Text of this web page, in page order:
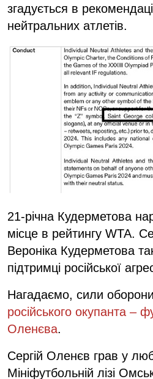
згадується в
нейтральних атлетів.
21-річна Кудерметова
місце в рейтингу WTA.
Вероніка Кудерметова
підтримці російської
Нагадаємо, сили оборони
російського окупанта –
Оленєва.
Сергій Оленєв грав у
Мініфутбольній лізі